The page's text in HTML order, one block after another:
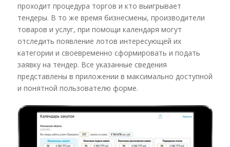
проходит процедура торгов и кто выигрывает
тендеры. В то же время бизнесмены, производители
товаров и услуг, при помощи календаря могут
отследить появление лотов интересующей их
категории и своевременно сформировать и подать
заявку на тендер. Все указанные сведения
представлены в приложении в максимально доступной
и понятной пользователю форме.